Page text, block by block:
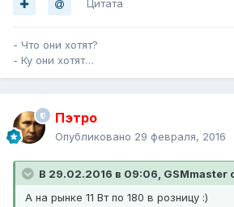
Цитата
- Что они хотят?
- Ку они хотят…
Пэтро
Опубликовано 29 февраля, 2016
В 29.02.2016 в 09:06, GSMmaster
А на рынке 11 Вт по 180 в розницу :)